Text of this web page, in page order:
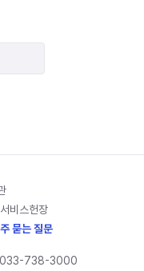
비스헌장
묻는 질문
033-738-3000